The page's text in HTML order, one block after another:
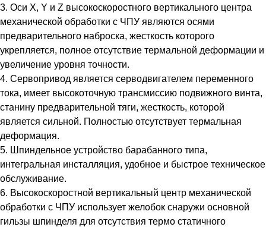
3. Оси X, Y и Z высокоскоростного вертикального центра
механической обработки с ЧПУ являются осями
предварительного наброска, жесткость которого
укрепляется, полное отсутствие термальной деформации и
увеличение уровня точности.
4. Сервопривод является серводвигателем переменного
тока, имеет высокоточную трансмиссию подвижного винта,
станину предварительной тяги, жесткость, которой
является сильной. Полностью отсутствует термальная
деформация.
5. Шпиндельное устройство барабанного типа,
интегральная инсталляция, удобное и быстрое техническое
обслуживание.
6. Высокоскоростной вертикальный центр механической
обработки с ЧПУ использует желобок снаружи основной
гильзы шпинделя для отсутствия термо статичного